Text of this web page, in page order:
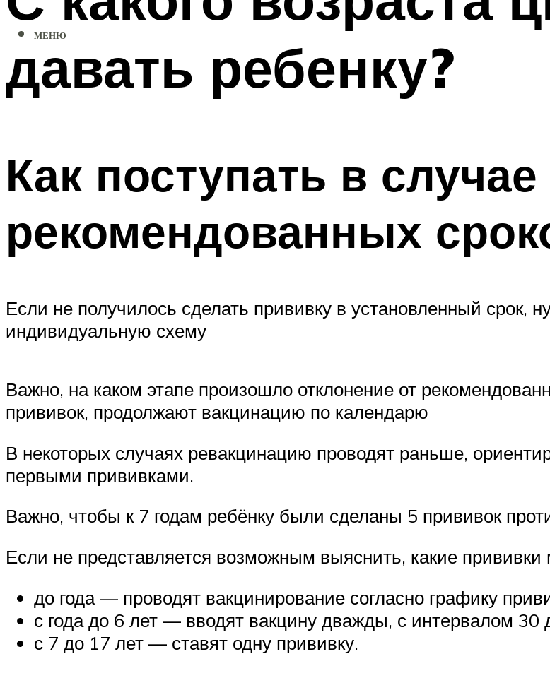
МЕНЮ
давать ребенку?
Как поступать в
рекомендованных
Если не получилось сделать прививку в установленный срок,
индивидуальную схему
Важно, на каком этапе произошло отклонение от
прививок, продолжают вакцинацию по календарю
В некоторых случаях ревакцинацию проводят раньше,
первыми прививками.
Важно, чтобы к 7 годам ребёнку были сделаны 5 прививок
Если не представляется возможным выяснить, какие
до года — проводят вакцинирование согласно графику
с года до 6 лет — вводят вакцину дважды, с интервалом 30
с 7 до 17 лет — ставят одну прививку.